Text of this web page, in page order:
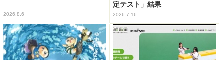
2026.8.6
定テスト」結果
2026.7.16